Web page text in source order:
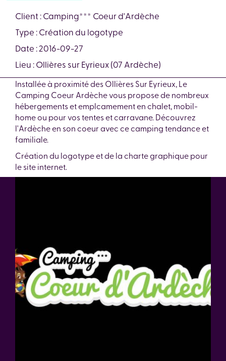
Client : Camping*** Coeur d'Ardèche
Type : Création du logotype
Date : 2016-09-27
Lieu : Ollières sur Eyrieux (07 Ardèche)
Installée à proximité des Ollières Sur Eyrieux, Le
Camping Coeur Ardèche vous propose de nombreux
hébergements et emplcamement en chalet, mobil-
home ou pour vos tentes et carravane. Découvrez
l'Ardèche en son coeur avec ce camping tendance et
familiale.
Création du logotype et de la charte graphique pour
le site internet.